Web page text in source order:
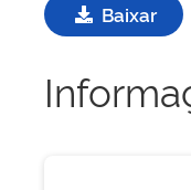
Baixar